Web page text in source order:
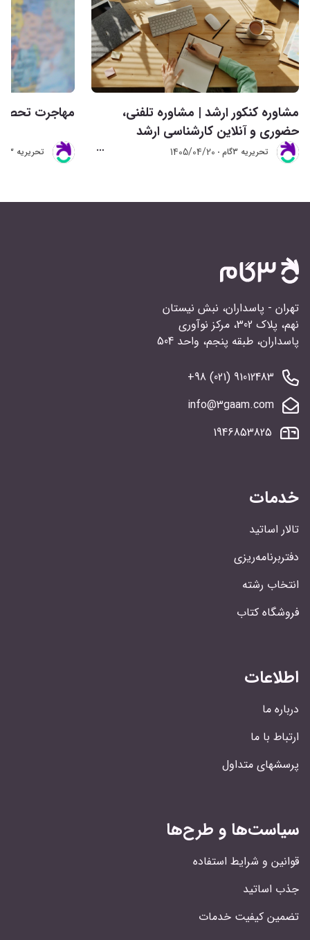
مشاوره کنکور ارشد | مشاوره تلفنی،
حضوری و آنلاین کارشناسی ارشد
تحريريه 3گام 1405/04/20
مهاجرت
تحريريه 3گام
تهران - پاسداران، نبش نیستان
نهم، پلاک 302، مرکز نوآوری
پاسداران، طبقه پنجم، واحد 504
91012483 (021) 98+
info@3gaam.com
1946853825
خدمات
تالار اساتید
دفتربرنامه‌ریزی
انتخاب رشته
فروشگاه کتاب
اطلاعات
درباره ما
ارتباط با ما
پرسشهای متداول
سیاست‌ها و طرح‌ها
قوانین و شرایط استفاده
جذب اساتید
تضمین کیفیت خدمات